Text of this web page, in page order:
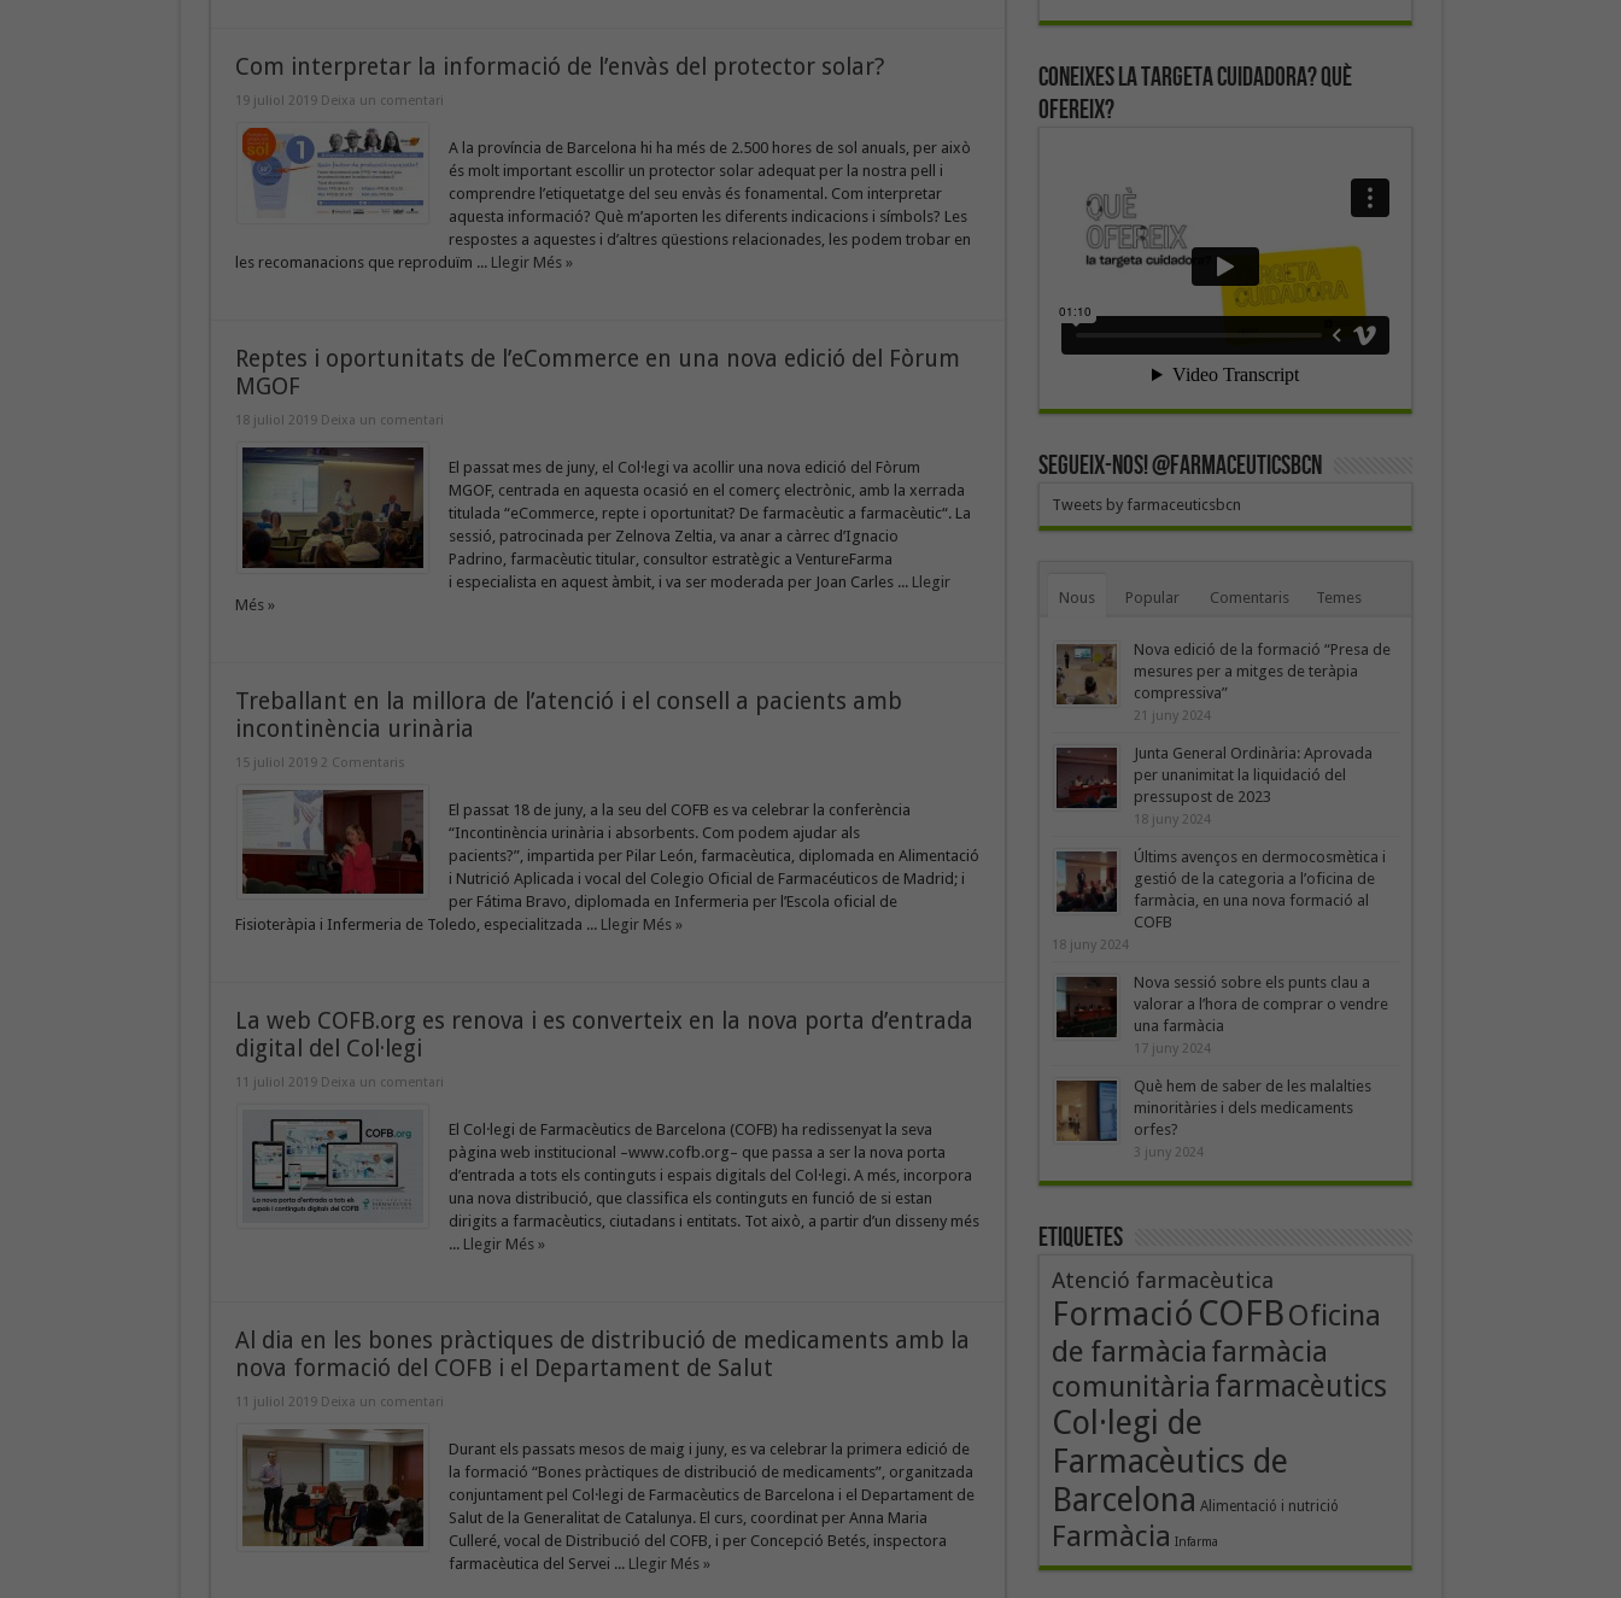
Com interpretar la informació de l’envàs del protector solar?
19 juliol 2019 Deixa un comentari
A la província de Barcelona hi ha més de 2.500 hores de sol anuals, per això
és molt important escollir un protector solar adequat per la nostra pell i
comprendre l’etiquetatge del seu envàs és fonamental. Com interpretar
aquesta informació? Què m’aporten les diferents indicacions i símbols? Les
respostes a aquestes i d’altres qüestions relacionades, les podem trobar en
les recomanacions que reproduïm ... Llegir Més »
Reptes i oportunitats de l’eCommerce en una nova edició del Fòrum
MGOF
18 juliol 2019 Deixa un comentari
El passat mes de juny, el Col·legi va acollir una nova edició del Fòrum
MGOF, centrada en aquesta ocasió en el comerç electrònic, amb la xerrada
titulada “eCommerce, repte i oportunitat? De farmacèutic a farmacèutic“. La
sessió, patrocinada per Zelnova Zeltia, va anar a càrrec d’Ignacio
Padrino, farmacèutic titular, consultor estratègic a VentureFarma
i especialista en aquest àmbit, i va ser moderada per Joan Carles ... Llegir
Més »
Treballant en la millora de l’atenció i el consell a pacients amb
incontinència urinària
15 juliol 2019 2 Comentaris
El passat 18 de juny, a la seu del COFB es va celebrar la conferència
“Incontinència urinària i absorbents. Com podem ajudar als
pacients?”, impartida per Pilar León, farmacèutica, diplomada en Alimentació
i Nutrició Aplicada i vocal del Colegio Oficial de Farmacéuticos de Madrid; i
per Fátima Bravo, diplomada en Infermeria per l’Escola oficial de
Fisioteràpia i Infermeria de Toledo, especialitzada ... Llegir Més »
La web COFB.org es renova i es converteix en la nova porta d’entrada
digital del Col·legi
11 juliol 2019 Deixa un comentari
El Col·legi de Farmacèutics de Barcelona (COFB) ha redissenyat la seva
pàgina web institucional –www.cofb.org– que passa a ser la nova porta
d’entrada a tots els continguts i espais digitals del Col·legi. A més, incorpora
una nova distribució, que classifica els continguts en funció de si estan
dirigits a farmacèutics, ciutadans i entitats. Tot això, a partir d’un disseny més
... Llegir Més »
Al dia en les bones pràctiques de distribució de medicaments amb la
nova formació del COFB i el Departament de Salut
11 juliol 2019 Deixa un comentari
Durant els passats mesos de maig i juny, es va celebrar la primera edició de
la formació “Bones pràctiques de distribució de medicaments”, organitzada
conjuntament pel Col·legi de Farmacèutics de Barcelona i el Departament de
Salut de la Generalitat de Catalunya. El curs, coordinat per Anna Maria
Culleré, vocal de Distribució del COFB, i per Concepció Betés, inspectora
farmacèutica del Servei ... Llegir Més »
Coneixes la targeta cuidadora? Què
ofereix?
SEGUEIX-NOS! @farmaceuticsbcn
Tweets by farmaceuticsbcn
Nous Popular Comentaris Temes
Nova edició de la formació “Presa de
mesures per a mitges de teràpia
compressiva”
21 juny 2024
Junta General Ordinària: Aprovada
per unanimitat la liquidació del
pressupost de 2023
18 juny 2024
Últims avenços en dermocosmètica i
gestió de la categoria a l’oficina de
farmàcia, en una nova formació al
COFB
18 juny 2024
Nova sessió sobre els punts clau a
valorar a l’hora de comprar o vendre
una farmàcia
17 juny 2024
Què hem de saber de les malalties
minoritàries i dels medicaments
orfes?
3 juny 2024
Etiquetes
Atenció farmacèutica
Formació COFBOficina
de farmàcia farmàcia
comunitària farmacèutics
Col·legi de
Farmacèutics de
Barcelona Alimentació i nutrició
Farmàcia Infarma